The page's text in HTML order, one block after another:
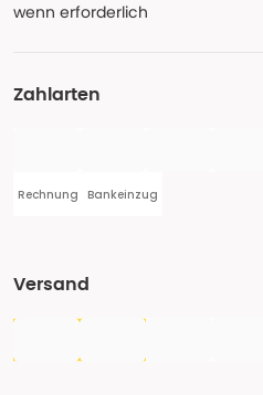
wenn erforderlich
Zahlarten
Rechnung Bankeinzug
Versand